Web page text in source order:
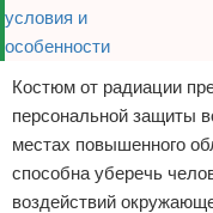
Костюм от радиации
персональной защиты
местах повышенного
способна уберечь
воздействий